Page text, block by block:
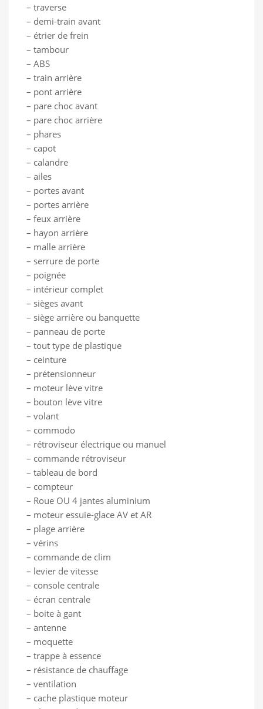
– traverse
– demi-train avant
– étrier de frein
– tambour
– ABS
– train arrière
– pont arrière
– pare choc avant
– pare choc arrière
– phares
– capot
– calandre
– ailes
– portes avant
– portes arrière
– feux arrière
– hayon arrière
– malle arrière
– serrure de porte
– poignée
– intérieur complet
– sièges avant
– siège arrière ou banquette
– panneau de porte
– tout type de plastique
– ceinture
– prétensionneur
– moteur lève vitre
– bouton lève vitre
– volant
– commodo
– rétroviseur électrique ou manuel
– commande rétroviseur
– tableau de bord
– compteur
– Roue OU 4 jantes aluminium
– moteur essuie-glace AV et AR
– plage arrière
– vérins
– commande de clim
– levier de vitesse
– console centrale
– écran centrale
– boite à gant
– antenne
– moquette
– trappe à essence
– résistance de chauffage
– ventilation
– cache plastique moteur